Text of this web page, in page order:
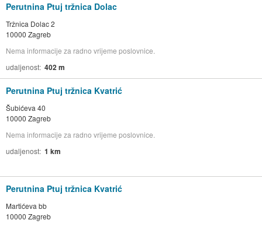
Perutnina Ptuj tržnica Dolac
Tržnica Dolac 2
10000 Zagreb
Nema informacije za radno vrijeme poslovnice.
udaljenost 402 m
Perutnina Ptuj tržnica Kvatrić
Šubićeva 40
10000 Zagreb
Nema informacije za radno vrijeme poslovnice.
udaljenost 1 km
Perutnina Ptuj tržnica Kvatrić
Martićeva bb
10000 Zagreb